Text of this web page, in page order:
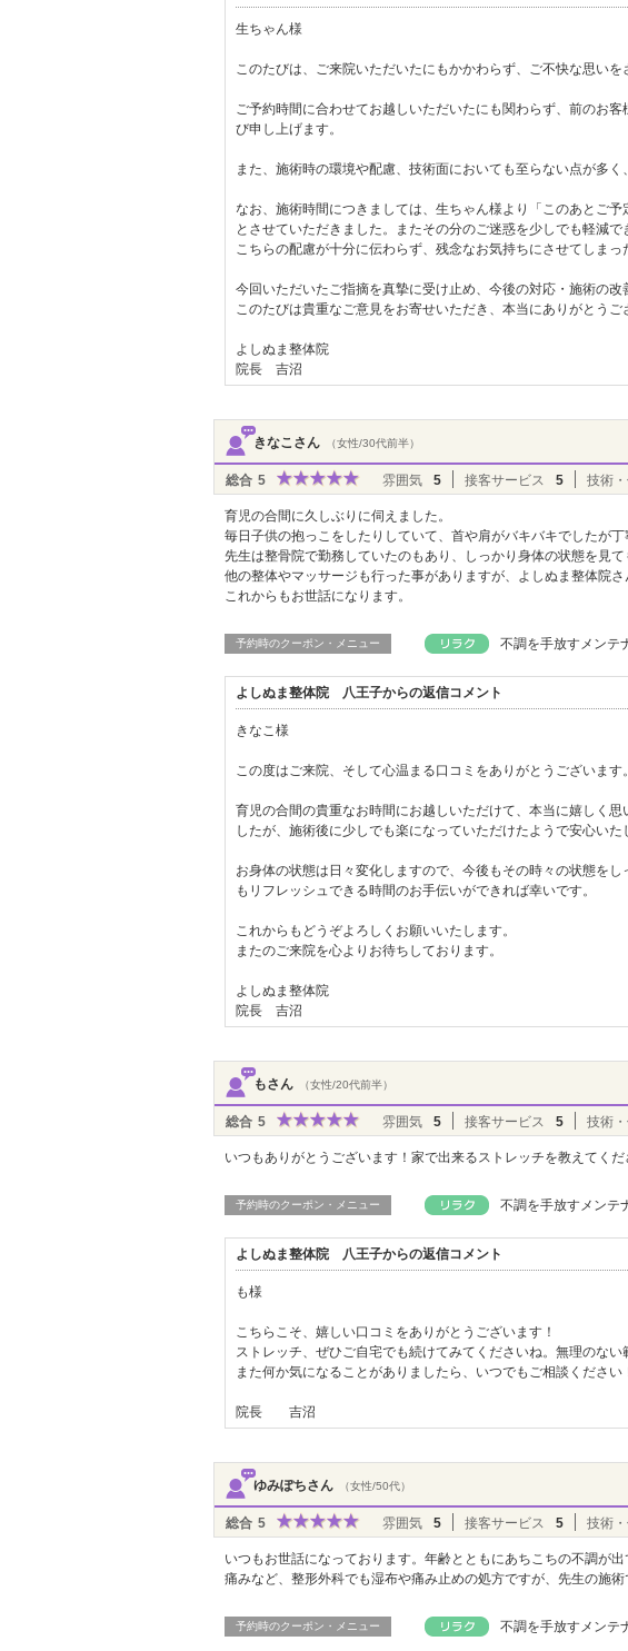
生ちゃん様
このたびは、ご来院いただいたにもかかわらず、ご不快な思い
ご予約時間に合わせてお越しいただいたにも関わらず、前のお
び申し上げます。
また、施術時の環境や配慮、技術面においても至らない点が多
なお、施術時間につきましては、生ちゃん様より「このあとご
とさせていただきました。またその分のご迷惑を少しでも軽減
こちらの配慮が十分に伝わらず、残念なお気持ちにさせてしまっ
今回いただいたご指摘を真摯に受け止め、今後の対応・施術の改
このたびは貴重なご意見をお寄せいただき、本当にありがとうご
よしぬま整体院
院長 吉沼
きなこさん （女性/30代前半）
総合 5 雰囲気 5 接客サービス 5 技術
育児の合間に久しぶりに伺えました。
毎日子供の抱っこをしたりしていて、首や肩がバキバキでしたが丁
先生は整骨院で勤務していたのもあり、しっかり身体の状態を見
他の整体やマッサージも行った事がありますが、よしぬま整体院
これからもお世話になります。
予約時のクーポン・メニュー 不調を手放すメン
よしぬま整体院 八王子からの返信コメント
きなこ様
この度はご来院、そして心温まる口コミをありがとうございます。
育児の合間の貴重なお時間にお越しいただけて、本当に嬉しく
したが、施術後に少しでも楽になっていただけたようで安心いた
お身体の状態は日々変化しますので、今後もその時々の状態を
もリフレッシュできる時間のお手伝いができれば幸いです。
これからもどうぞよろしくお願いいたします。
またのご来院を心よりお待ちしております。
よしぬま整体院
院長 吉沼
もさん （女性/20代前半）
総合 5 雰囲気 5 接客サービス 5 技術
いつもありがとうございます！家で出来るストレッチを教えてくだ
予約時のクーポン・メニュー 不調を手放すメン
よしぬま整体院 八王子からの返信コメント
も様
こちらこそ、嬉しい口コミをありがとうございます！
ストレッチ、ぜひご自宅でも続けてみてくださいね。無理のな
また何か気になることがありましたら、いつでもご相談ください
院長 吉沼
ゆみぽちさん （女性/50代）
総合 5 雰囲気 5 接客サービス 5 技術
いつもお世話になっております。年齢とともにあちこちの不調が
痛みなど、整形外科でも湿布や痛み止めの処方ですが、先生の施
予約時のクーポン・メニュー 不調を手放すメン